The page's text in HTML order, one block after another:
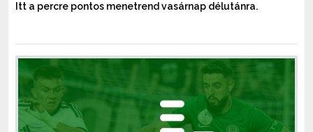
Itt a percre pontos menetrend vasárnap délutánra.